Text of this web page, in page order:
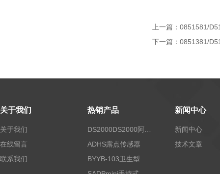
上一篇： 0851581/
下一篇： 0851381/
关于我们
关于我们
在线留言
联系我们
热销产品
ADHS露点传感器
新闻中心
新闻中心
技术文章